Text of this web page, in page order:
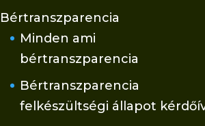
Bértranszparencia
Minden ami
bértranszparencia
Bértranszparencia
felkészültségi állapot